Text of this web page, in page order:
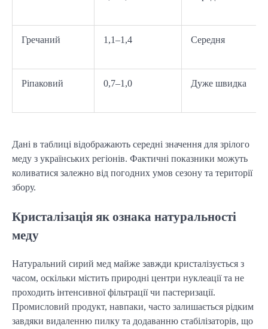
Гречаний 1,1–1,4 Середня
Ріпаковий 0,7–1,0 Дуже швидка
Дані в таблиці відображають середні значення для зрілого
меду з українських регіонів. Фактичні показники можуть
коливатися залежно від погодних умов сезону та території
збору.
Кристалізація як ознака натуральності
меду
Натуральний сирий мед майже завжди кристалізується з
часом, оскільки містить природні центри нуклеації та не
проходить інтенсивної фільтрації чи пастеризації.
Промисловий продукт, навпаки, часто залишається рідким
завдяки видаленню пилку та додаванню стабілізаторів, що